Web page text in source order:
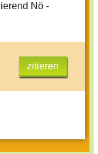
Nö -
zitieren